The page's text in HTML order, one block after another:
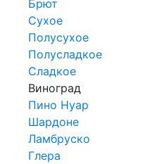
Брют
Сухое
Полусухое
Полусладкое
Сладкое
Виноград
Пино Нуар
Шардоне
Ламбруско
Глера